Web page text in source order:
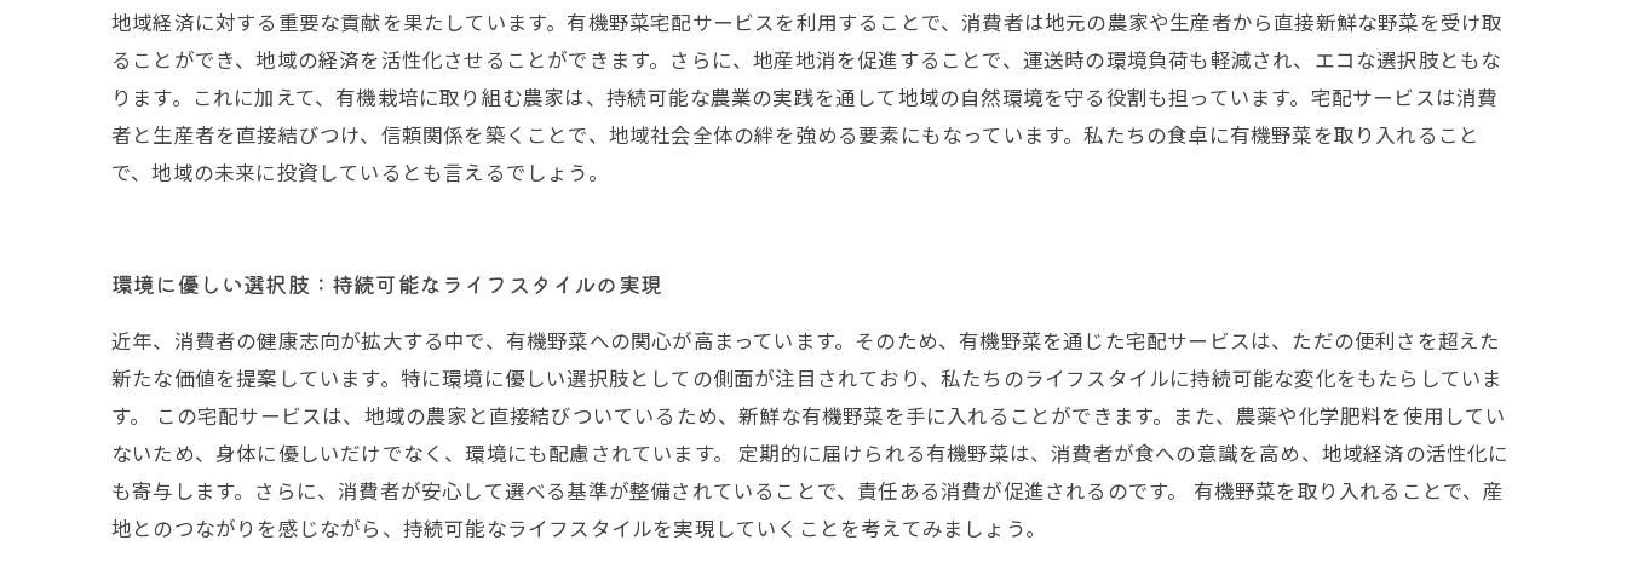
地域経済に対する重要な貢献を果たしています。有機野菜宅配サービスを利用することで、消費者は地元の農家や生産者から直接新鮮な野菜を受け取
ることができ、地域の経済を活性化させることができます。さらに、地産地消を促進することで、運送時の環境負荷も軽減され、エコな選択肢ともな
ります。これに加えて、有機栽培に取り組む農家は、持続可能な農業の実践を通して地域の自然環境を守る役割も担っています。宅配サービスは消費
者と生産者を直接結びつけ、信頼関係を築くことで、地域社会全体の絆を強める要素にもなっています。私たちの食卓に有機野菜を取り入れること
で、地域の未来に投資しているとも言えるでしょう。
環境に優しい選択肢：持続可能なライフスタイルの実現
近年、消費者の健康志向が拡大する中で、有機野菜への関心が高まっています。そのため、有機野菜を通じた宅配サービスは、ただの便利さを超えた
新たな価値を提案しています。特に環境に優しい選択肢としての側面が注目されており、私たちのライフスタイルに持続可能な変化をもたらしていま
す。 この宅配サービスは、地域の農家と直接結びついているため、新鮮な有機野菜を手に入れることができます。また、農薬や化学肥料を使用してい
ないため、身体に優しいだけでなく、環境にも配慮されています。 定期的に届けられる有機野菜は、消費者が食への意識を高め、地域経済の活性化に
も寄与します。さらに、消費者が安心して選べる基準が整備されていることで、責任ある消費が促進されるのです。 有機野菜を取り入れることで、産
地とのつながりを感じながら、持続可能なライフスタイルを実現していくことを考えてみましょう。